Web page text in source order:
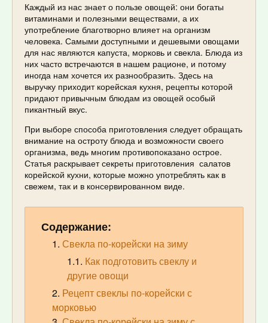
Каждый из нас знает о пользе овощей: они богаты
витаминами и полезными веществами, а их
употребление благотворно влияет на организм
человека. Самыми доступными и дешевыми овощами
для нас являются капуста, морковь и свекла. Блюда из
них часто встречаются в нашем рационе, и потому
иногда нам хочется их разнообразить. Здесь на
выручку приходит корейская кухня, рецепты которой
придают привычным блюдам из овощей особый
пикантный вкус.
При выборе способа приготовления следует обращать
внимание на остроту блюда и возможности своего
организма, ведь многим противопоказано острое.
Статья раскрывает секреты приготовления салатов
корейской кухни, которые можно употреблять как в
свежем, так и в консервированном виде.
Содержание:
Свекла по-корейски на зиму
Как подготовить свеклу и
другие овощи
Рецепт свеклы по-корейски с
морковью